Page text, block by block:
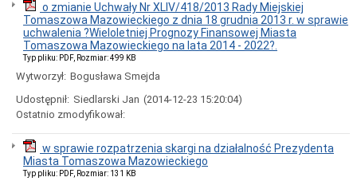
doraźnych
Sesje
Rady
Miejskiej
Interpelacje
zapytania
radnych
Transmisje
obrad
sesji
o zmianie Uchwały Nr XLIV/418/2013 Rady Miejskiej
Tomaszowa Mazowieckiego z dnia 18 grudnia 2013 r. w sprawie
uchwalenia ?Wieloletniej Prognozy Finansowej Miasta
Tomaszowa Mazowieckiego na lata 2014 - 2022?.
Typ pliku: PDF, Rozmiar: 499 KB
Wytworzył: Bogusława Smejda
Udostępnił: Siedlarski Jan (2014-12-23 15:20:04)
Ostatnio zmodyfikował:
w sprawie rozpatrzenia skargi na działalność Prezydenta
Miasta Tomaszowa Mazowieckiego
Typ pliku: PDF, Rozmiar: 131 KB